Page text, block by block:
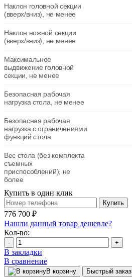
Наклон головной секции
(вверх/вниз), не менее
Наклон ножной секции
(вверх/вниз), не менее
Максимальное
выдвижение головной
секции, не менее
Безопасная рабочая
нагрузка стола, не менее
Безопасная рабочая
нагрузка с ограничениями
функций стола
Вес стола (без комплекта
съемных
приспособлений), не
более
Купить в один клик
Купить
776 700 ₽
Нашли данный товар дешевле?
Кол-во:
- +
В закладки
В сравнение
В корзину Быстрый заказ